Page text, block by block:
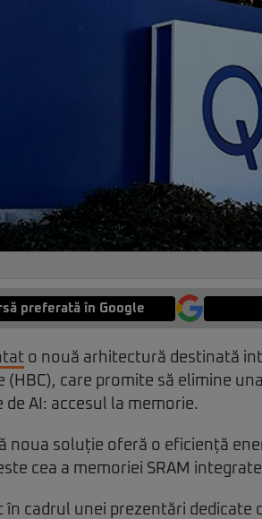
preferată în Google
o nouă arhitectură destinată
(HBC), care promite să elimine
AI: accesul la memorie.
noua soluție oferă o eficiență
cea a memoriei SRAM
cadrul unei prezentări dedicate